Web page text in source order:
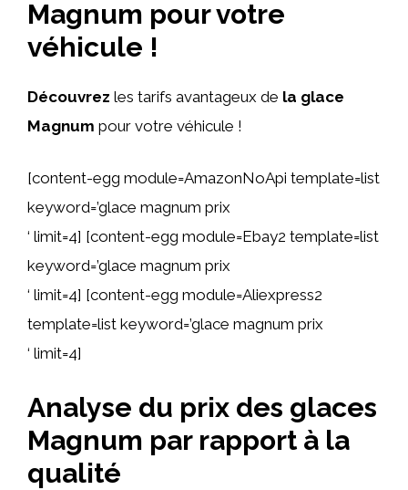
Magnum pour votre
véhicule !
Découvrez les tarifs avantageux de la glace
Magnum pour votre véhicule !
[content-egg module=AmazonNoApi template=list
keyword=’glace magnum prix
‘ limit=4] [content-egg module=Ebay2 template=list
keyword=’glace magnum prix
‘ limit=4] [content-egg module=Aliexpress2
template=list keyword=’glace magnum prix
‘ limit=4]
Analyse du prix des glaces
Magnum par rapport à la
qualité